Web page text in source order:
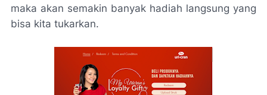
maka akan semakin banyak hadiah langsung yang
bisa kita tukarkan.